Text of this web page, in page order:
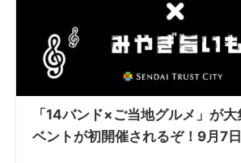
「14バンド×ご当地グルメ」が
ベントが初開催されるぞ！9月7